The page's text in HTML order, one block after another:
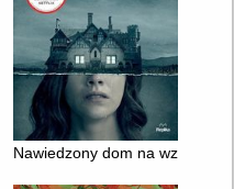
Nawiedzony dom na wzgórzu